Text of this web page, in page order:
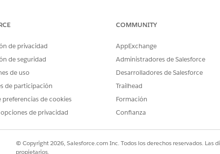
Health Cloud Starter
Gestor de estudios para
de permisos a sus usuarios.
de sitio, bajo Configurar Einstein, haga clic en
de sitio, bajo Configurar Einstein, haga clic en
Einstein, active Einstein e implemente plantillas de solicitudes.
de sitio, bajo Configurar Einstein, haga clic enIr a
Bots de Einstein.
de sitio, bajo Configurar Einstein, haga clic en
de privacidad
de seguridad
de uso
de participación
preferencias de cookies
opciones de privacidad
COMMUNITY
AppExchange
Administradores de Salesforce
Desarrolladores de Salesforce
Trailhead
Formación
Confianza
© Copyright 2026, Salesforce.com Inc. Todos los derechos reservados. Las
propietarios.